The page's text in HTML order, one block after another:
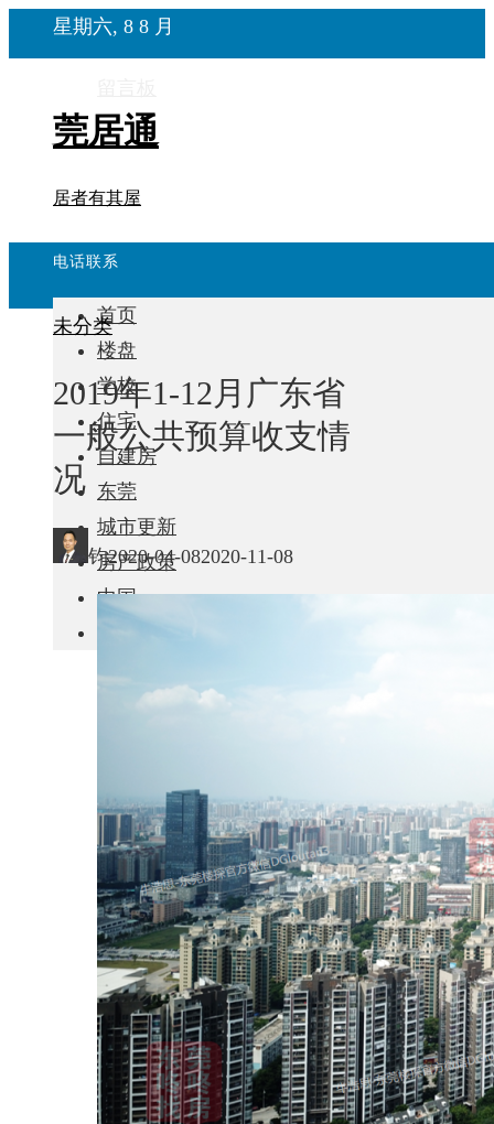
星期六, 8 8 月
莞居通
居者有其屋
电话联系
首页
楼盘
学校
住宅
自建房
东莞
城市更新
房产政策
中国
未分类
2019年1-12月广东省
一般公共预算收支情
况
钧2020-04-082020-11-08